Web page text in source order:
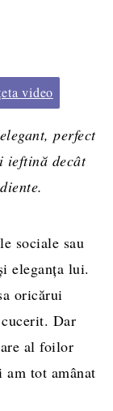
video
perfect
ieftină decât
sociale sau
eleganța lui.
oricărui
Dar
al foilor
tot amânat